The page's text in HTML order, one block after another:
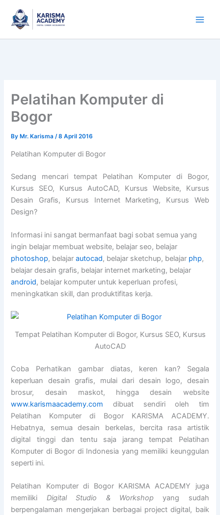
content
Pelatihan Komputer di
Bogor
By Mr. Karisma/8 April 2016
Pelatihan Komputer di Bogor
Sedang mencari tempat Pelatihan Komputer di Bogor,
Kursus SEO, Kursus AutoCAD, Kursus Website, Kursus
Desain Grafis, Kursus Internet Marketing, Kursus Web
Design?
Informasi ini sangat bermanfaat bagi sobat semua yang
ingin belajar membuat website, belajar seo, belajar
photoshop, belajarautocad, belajar sketchup, belajar php,
belajar desain grafis, belajar internet marketing, belajar
android, belajar komputer untuk keperluan profesi,
meningkatkan skill, dan produktifitas kerja.
Tempat Pelatihan Komputer di Bogor, Kursus SEO, Kursus
AutoCAD
Coba Perhatikan gambar diatas, keren kan? Segala
keperluan desain grafis, mulai dari desain logo, desain
brosur, desain maskot, hingga desain website
www.karismaacademy.com dibuat sendiri oleh tim
Pelatihan Komputer di Bogor KARISMA ACADEMY.
Hebatnya, semua desain berkelas, bercita rasa artistik
digital tinggi dan tentu saja jarang tempat Pelatihan
Komputer di Bogor di Indonesia yang memiliki keunggulan
seperti ini.
Pelatihan Komputer di Bogor KARISMA ACADEMY juga
memiliki Digital Studio & Workshop yang sudah
berpengalaman mengerjakan berbagai project digital, baik